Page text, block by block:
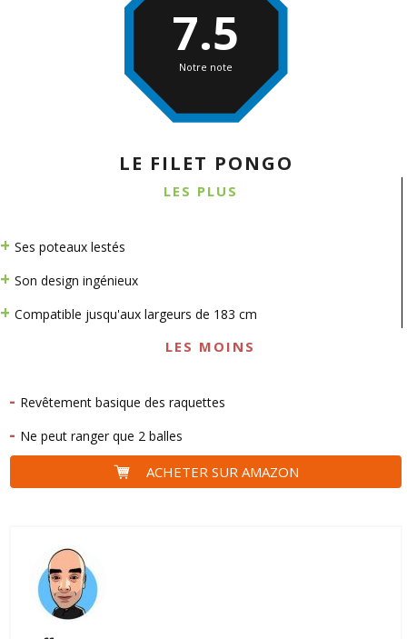
7.5
Notre note
LE FILET PONGO
LES PLUS
Ses poteaux lestés
Son design ingénieux
Compatible jusqu'aux largeurs de 183 cm
LES MOINS
Revêtement basique des raquettes
Ne peut ranger que 2 balles
ACHETER SUR AMAZON